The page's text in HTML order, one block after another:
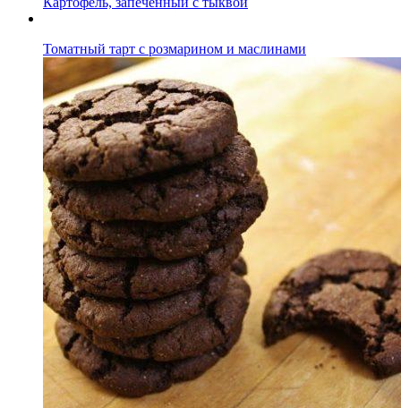
Томатный тарт с розмарином и маслинами